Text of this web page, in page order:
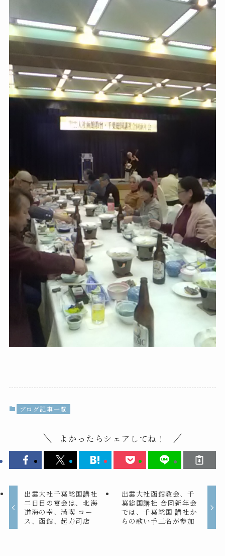
ブログ記事一覧
よかったらシェアしてね！
出雲大社千葉総国講社
二日目の宴会は、北海
道海の幸、満喫 コー
ス、函館、起寿司店
出雲大社函館教会、千
葉総国講社 合同新年会
では、千葉総国 講社か
らの歌い手三名が参加